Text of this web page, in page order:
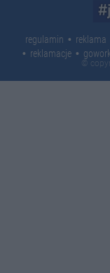
regulamin reklama
reklamacje
©